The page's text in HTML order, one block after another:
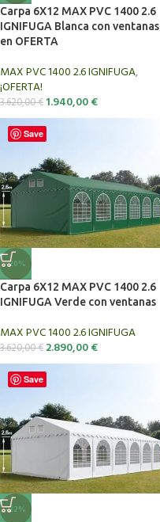
Carpa 6X12 MAX PVC 1400 2.6
IGNIFUGA Blanca con ventanas
en OFERTA
MAX PVC 1400 2.6 IGNIFUGA,
¡OFERTA!
3.620,00€ 1.940,00€
Save
-20%
Carpa 6X12 MAX PVC 1400 2.6
IGNIFUGA Verde con ventanas
MAX PVC 1400 2.6 IGNIFUGA
3.620,00€ 2.890,00€
Save
-22%